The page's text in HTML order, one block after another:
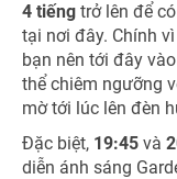
4 tiếng trở lên để
tại nơi đây. Chính
bạn nên tới đây
thể chiêm ngưỡng
mờ tới lúc lên đèn
Đặc biệt, 19:45 và
diễn ánh sáng